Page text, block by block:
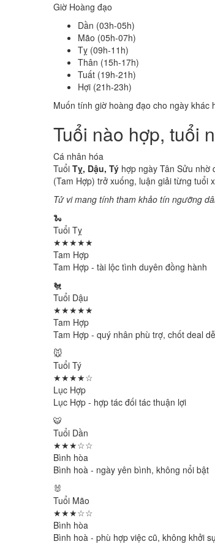
Giờ Hoàng đạo
Dần (03h-05h)
Mão (05h-07h)
Tỵ (09h-11h)
Thân (15h-17h)
Tuất (19h-21h)
Hợi (21h-23h)
Muốn tính giờ hoàng đạo cho ngày khác
Tuổi nào hợp, tuổi
Cá nhân hóa
Tuổi Tỵ, Dậu, Tý hợp ngày Tân Sửu nhờ
(Tam Hợp) trở xuống, luận giải từng tuổi
Tử vi mang tính tham khảo tín ngưỡng
🐍
Tuổi Tỵ
★★★★★
Tam Hợp
Tam Hợp - tài lộc tình duyên đồng hành
🐔
Tuổi Dậu
★★★★★
Tam Hợp
Tam Hợp - quý nhân phù trợ, chốt deal
🐭
Tuổi Tý
★★★★☆
Lục Hợp
Lục Hợp - hợp tác đối tác thuận lợi
🐯
Tuổi Dần
★★★☆☆
Bình hòa
Bình hoà - ngày yên bình, không nổi bật
🐰
Tuổi Mão
★★★☆☆
Bình hòa
Bình hoà - phù hợp việc cũ, không khởi